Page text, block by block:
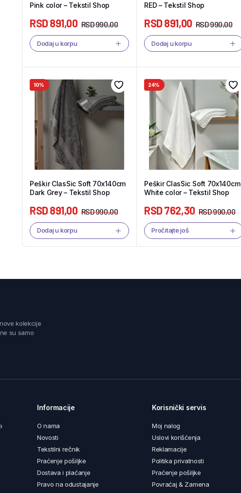
Pink color – Tekstil Shop
RSD990,00
RSD891,00
Dodaj u korpu
RED – Tekstil Shop
RSD990,00
RSD891,00
Dodaj u korpu
10%
Peškir ClasSic Soft 70x140cm
Dark Grey – Tekstil Shop
RSD990,00
RSD891,00
Dodaj u korpu
24%
Peškir ClasSic Soft 70x140cm
White color – Tekstil Shop
RSD990,00
RSD762,30
Pročitajte još
kolekcije
su samo
Informacije
O nama
Novosti
Tekstilni rečnik
Praćenje pošiljke
Dostava i plaćanje
Pravo na odustajanje
Korisnički servis
Moj nalog
Uslovi korišćenja
Reklamacije
Politika privatnosti
Praćenje pošiljke
Povraćaj & Zamena